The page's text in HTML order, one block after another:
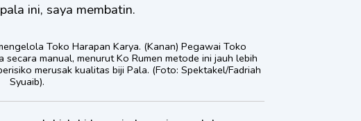
ini, saya membatin.
Toko Harapan Karya. (Kanan) Pegawai Toko
manual, menurut Ko Rumen metode ini jauh lebih
merusak kualitas biji Pala. (Foto: Spektakel/Fadriah
Syuaib).